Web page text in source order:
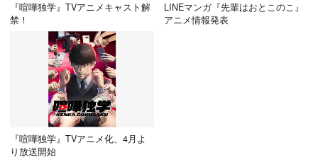
『喧嘩独学』TVアニメキャスト解
禁！
LINEマンガ『先輩はおとこのこ』
アニメ情報発表
『喧嘩独学』TVアニメ化、4月よ
り放送開始